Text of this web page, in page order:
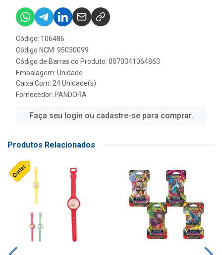
Código: 106486
Código NCM: 95030099
Código de Barras do Produto: 0070341064863
Embalagem: Unidade
Caixa Com: 24 Unidade(s)
Fornecedor: PANDORA
Faça seu login ou cadastre-se para comprar.
Produtos Relacionados